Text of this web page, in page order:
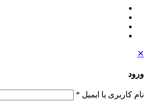
✕
ورود
نام کاربری یا ایمیل *